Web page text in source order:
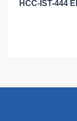
HCC-IST-444